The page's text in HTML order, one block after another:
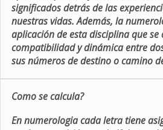
significados detrás de las
nuestras vidas. Además, la
aplicación de esta disciplina que
compatibilidad y dinámica entre
sus números de destino o camino
Como se calcula?
En numerologia cada letra tiene